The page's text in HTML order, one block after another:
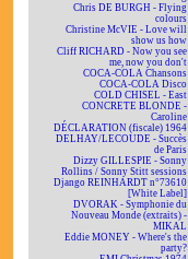
Chris DE BURGH - Flying
colours
Christine McVIE - Love will
show us how
Cliff RICHARD - Now you see
me, now you don't
COCA-COLA Chansons
COCA-COLA Disco
COLD CHISEL - East
CONCRETE BLONDE -
Caroline
DÉCLARATION (fiscale) 1964
DELHAY/LECOUDE - Succès
de Paris
Dizzy GILLESPIE - Sonny
Rollins / Sonny Stitt sessions
Django REINHARDT n°73610
[White Label]
DVORAK - Symphonie du
Nouveau Monde (extraits) -
MIKAL
Eddie MONEY - Where's the
party?